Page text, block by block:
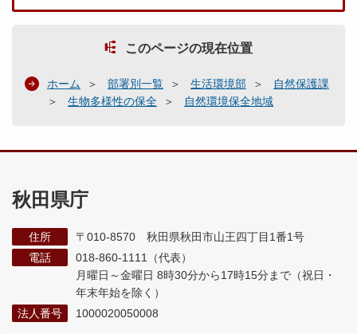
このページの現在位置
ホーム 部署別一覧 生活環境部
自然保護課
生物多様性の保全
自然環境保全地域
秋田県庁
住所
〒010-8570 秋田県秋田市山王四丁目1番1号
電話
018-860-1111（代表）
月曜日～金曜日 8時30分から17時15分まで （祝日・
年末年始を除く）
法人番号
1000020050008